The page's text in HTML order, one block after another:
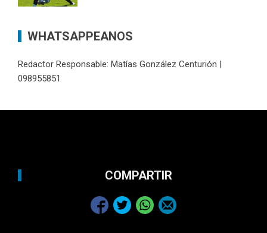
WHATSAPPEANOS
Redactor Responsable: Matías González Centurión |
098955851
COMPARTIR